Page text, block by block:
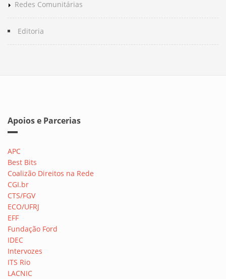
Redes Comunitárias
Editoria
Apoios e Parcerias
APC
Best Bits
Coalizão Direitos na Rede
CGI.br
CTS/FGV
ECO/UFRJ
EFF
Fundação Ford
IDEC
Intervozes
ITS Rio
LACNIC